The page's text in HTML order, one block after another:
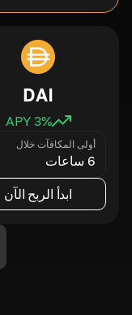
DAI
3% APY
أولى المكافآت خلال
6 ساعات
ابدأ الربح الآن